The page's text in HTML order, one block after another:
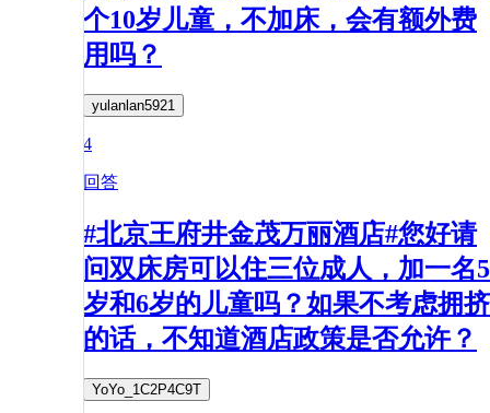
个10岁儿童，不加床，会有额外费
用吗？
yulanlan5921
4
回答
#北京王府井金茂万丽酒店#您好请
问双床房可以住三位成人，加一名5
岁和6岁的儿童吗？如果不考虑拥挤
的话，不知道酒店政策是否允许？
YoYo_1C2P4C9T